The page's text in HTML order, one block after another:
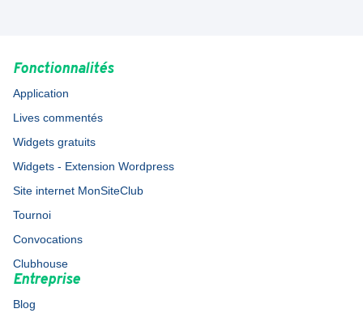
Fonctionnalités
Application
Lives commentés
Widgets gratuits
Widgets - Extension Wordpress
Site internet MonSiteClub
Tournoi
Convocations
Clubhouse
Entreprise
Blog